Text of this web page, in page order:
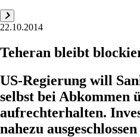
22.10.2014
Teheran bleibt
US-Regierung will
selbst bei Abkommen
aufrechterhalten.
nahezu ausgeschlossen